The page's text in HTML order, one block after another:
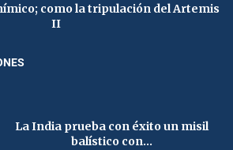
como la tripulación del Artemis
II
La India prueba con éxito un misil
balístico con...